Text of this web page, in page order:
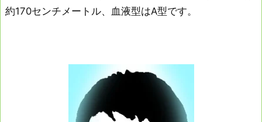
約170センチメートル、血液型はA型です。